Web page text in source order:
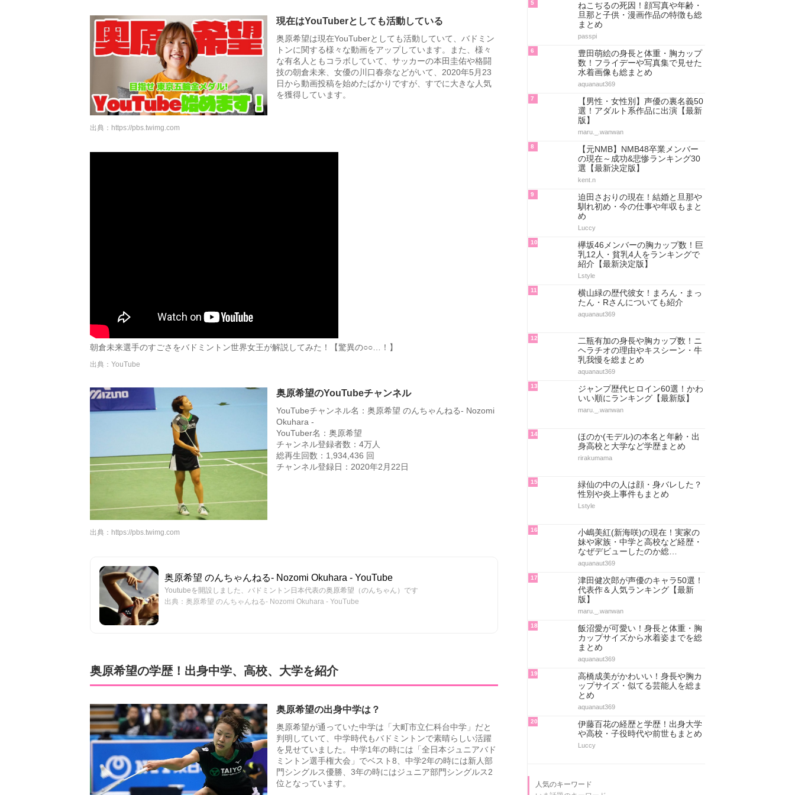
現在はYouTuberとしても活動している
奥原希望は現在YouTuberとしても活動していて、バドミン
トンに関する様々な動画をアップしています。また、様々
な有名人ともコラボしていて、サッカーの本田圭佑や格闘
技の朝倉未来、女優の川口春奈などがいて、2020年5月23
日から動画投稿を始めたばかりですが、すでに大きな人気
を獲得しています。
出典： https://pbs.twimg.com
朝倉未来選手のすごさをバドミントン世界女王が解説してみた！【驚異の○○…！】
出典：YouTube
奥原希望のYouTubeチャンネル
YouTubeチャンネル名：奥原希望 のんちゃんねる- Nozomi
Okuhara -
YouTuber名：奥原希望
チャンネル登録者数：4万人
総再生回数：1,934,436 回
チャンネル登録日：2020年2月22日
出典： https://pbs.twimg.com
奥原希望 のんちゃんねる- Nozomi Okuhara - YouTube
Youtubeを開設しました、バドミントン日本代表の奥原希望（のんちゃん）です
出典：奥原希望 のんちゃんねる- Nozomi Okuhara - YouTube
奥原希望の学歴！出身中学、高校、大学を紹介
奥原希望の出身中学は？
奥原希望が通っていた中学は「大町市立仁科台中学」だと
判明していて、中学時代もバドミントンで素晴らしい活躍
を見せていました。中学1年の時には「全日本ジュニアバド
ミントン選手権大会」でベスト8、中学2年の時には新人部
門シングルス優勝、3年の時にはジュニア部門シングルス2
位となっています。
5
ねこぢるの死因！顔写真や年齢・
旦那と子供・漫画作品の特徴も総
まとめ
passpi
6
豊田萌絵の身長と体重・胸カップ
数！フライデーや写真集で見せた
水着画像も総まとめ
aquanaut369
7
【男性・女性別】声優の裏名義50
選！アダルト系作品に出演【最新
版】
maru._.wanwan
8
【元NMB】NMB48卒業メンバー
の現在～成功&悲惨ランキング30
選【最新決定版】
kent.n
9
迫田さおりの現在！結婚と旦那や
馴れ初め・今の仕事や年収もまと
め
Luccy
10
欅坂46メンバーの胸カップ数！巨
乳12人・貧乳4人をランキングで
紹介【最新決定版】
Lstyle
11
横山緑の歴代彼女！まろん・まっ
たん・Rさんについても紹介
aquanaut369
12
二瓶有加の身長や胸カップ数！ニ
ヘラチオの理由やキスシーン・牛
乳我慢を総まとめ
aquanaut369
13
ジャンプ歴代ヒロイン60選！かわ
いい順にランキング【最新版】
maru._.wanwan
14
ほのか(モデル)の本名と年齢・出
身高校と大学など学歴まとめ
rirakumama
15
緑仙の中の人は顔・身バレした？
性別や炎上事件もまとめ
Lstyle
16
小嶋美紅(新海咲)の現在！実家の
妹や家族・中学と高校など経歴・
なぜデビューしたのか総…
aquanaut369
17
津田健次郎が声優のキャラ50選！
代表作＆人気ランキング【最新
版】
maru._.wanwan
18
飯沼愛が可愛い！身長と体重・胸
カップサイズから水着姿までを総
まとめ
aquanaut369
19
高橋成美がかわいい！身長や胸カ
ップサイズ・似てる芸能人を総ま
とめ
aquanaut369
20
伊藤百花の経歴と学歴！出身大学
や高校・子役時代や前世もまとめ
Luccy
人気のキーワード